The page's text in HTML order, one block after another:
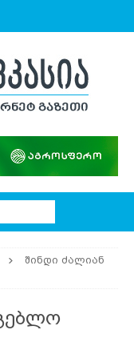
შინდი ძალიან